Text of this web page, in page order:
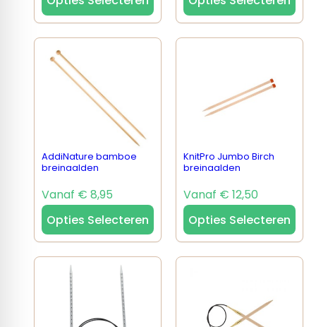
AddiNature bamboe
breinaalden
Vanaf € 8,95
Opties Selecteren
KnitPro Jumbo Birch
breinaalden
Vanaf € 12,50
Opties Selecteren